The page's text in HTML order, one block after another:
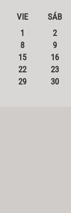
VIE
SÁB
1
2
8
9
15
16
22
23
29
30